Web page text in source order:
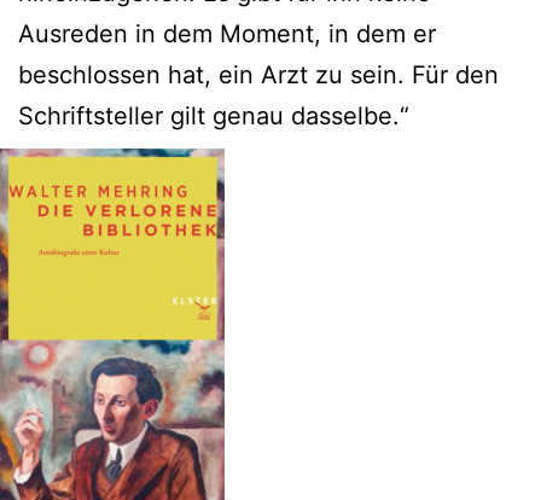
Ausreden in dem Moment, in dem er
beschlossen hat, ein Arzt zu sein. Für den
Schriftsteller gilt genau dasselbe.“